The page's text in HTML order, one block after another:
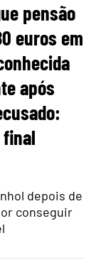
pensão
euros em
após
depois de
conseguir